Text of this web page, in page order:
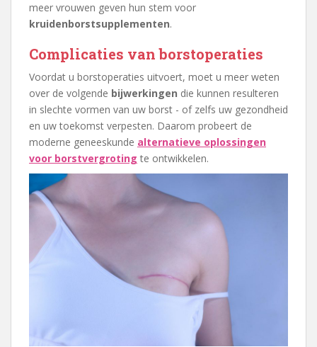
meer vrouwen geven hun stem voor
kruidenborstsupplementen.
Complicaties van borstoperaties
Voordat u borstoperaties uitvoert, moet u meer weten
over de volgende bijwerkingen die kunnen resulteren
in slechte vormen van uw borst - of zelfs uw gezondheid
en uw toekomst verpesten. Daarom probeert de
moderne geneeskunde alternatieve oplossingen
voor borstvergroting te ontwikkelen.